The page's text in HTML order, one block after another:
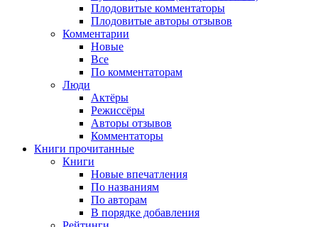
Плодовитые комментаторы
Плодовитые авторы отзывов
Комментарии
Новые
Все
По комментаторам
Люди
Актёры
Режиссёры
Авторы отзывов
Комментаторы
Книги прочитанные
Книги
Новые впечатления
По названиям
По авторам
В порядке добавления